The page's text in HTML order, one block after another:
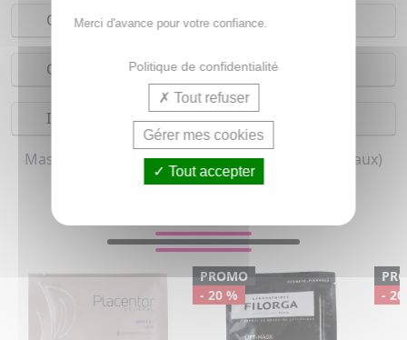
Conseils d'utilisation
Composition
Indications
Masque anti-âge pour femme (Tous types de peaux)
PROMO
- 20 %
-
Merci d'avance pour votre confiance.
Politique de confidentialité
Tout refuser
Gérer mes cookies
Tout accepter